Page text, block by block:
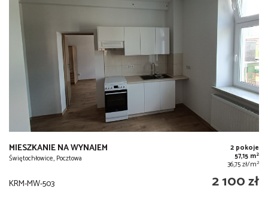
MIESZKANIE NA WYNAJEM
Świętochłowice, Pocztowa
2 pokoje
57,15 m2
36,75 zł/m2
KRM-MW-503 2 100 zł